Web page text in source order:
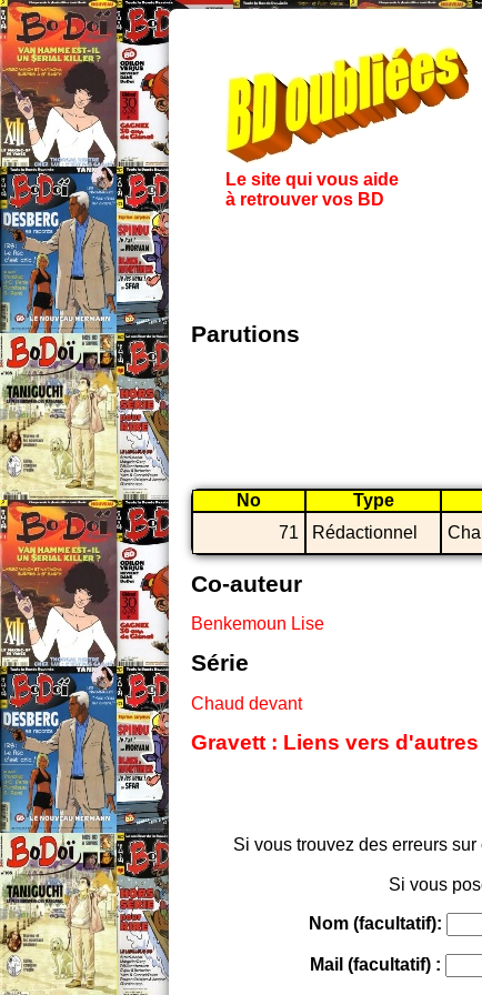
Le site qui vous aide
à retrouver vos BD
Parutions
No Type
71
Rédactionnel
Co-auteur
Benkemoun Lise
Série
Chaud devant
Gravett : Liens vers
Si vous trouvez des erreurs
Si vous
Nom (facultatif):
Mail (facultatif) :